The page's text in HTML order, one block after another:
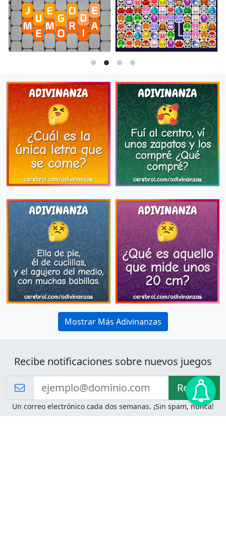
Mostrar Más Adivinanzas
Recibe notificaciones sobre nuevos juegos
Recibir!
Un correo electrónico cada dos semanas. ¡Sin spam, nunca!